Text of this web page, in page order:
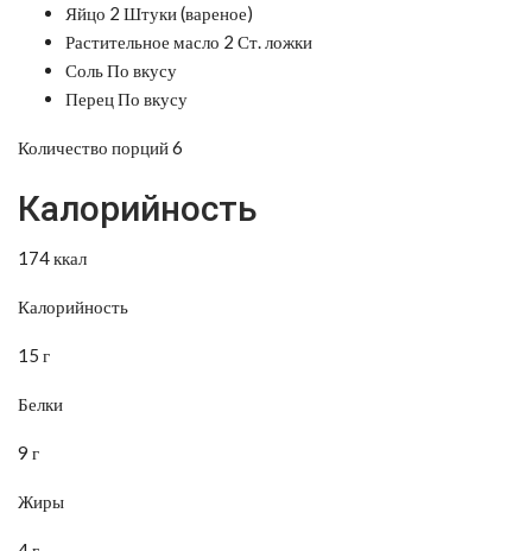
Яйцо 2 Штуки (вареное)
Растительное масло 2 Ст. ложки
Соль По вкусу
Перец По вкусу
Количество порций 6
Калорийность
174 ккал
Калорийность
15 г
Белки
9 г
Жиры